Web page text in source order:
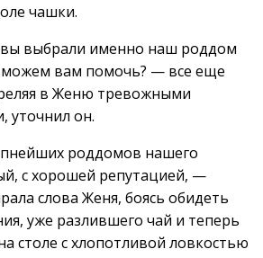
чашки.
выбрали именно наш роддом
вам помочь? — все еще
в Женю тревожными
уточнил он.
роддомов нашего
с хорошей репутацией, —
слова Женя, боясь обидеть
уже разлившего чай и теперь
столе с хлопотливой ловкостью